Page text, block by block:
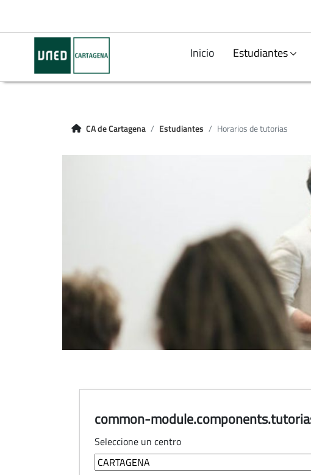
Inicio Estudiantes
CA de Cartagena Estudiantes Horarios de tutorias
common-
Seleccione un centro